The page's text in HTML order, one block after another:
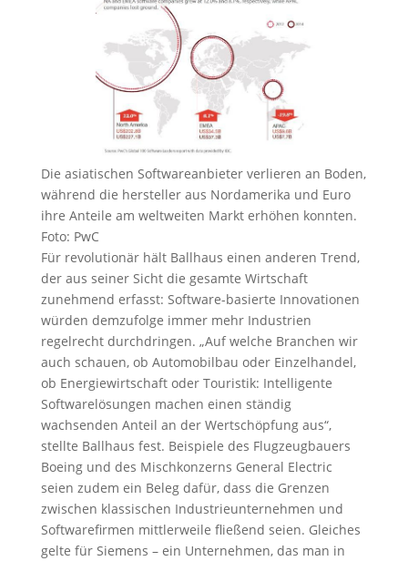
Die asiatischen Softwareanbieter verlieren an Boden,
während die hersteller aus Nordamerika und Euro
ihre Anteile am weltweiten Markt erhöhen konnten.
Foto: PwC
Für revolutionär hält Ballhaus einen anderen Trend,
der aus seiner Sicht die gesamte Wirtschaft
zunehmend erfasst: Software-basierte Innovationen
würden demzufolge immer mehr Industrien
regelrecht durchdringen. „Auf welche Branchen wir
auch schauen, ob Automobilbau oder Einzelhandel,
ob Energiewirtschaft oder Touristik: Intelligente
Softwarelösungen machen einen ständig
wachsenden Anteil an der Wertschöpfung aus“,
stellte Ballhaus fest. Beispiele des Flugzeugbauers
Boeing und des Mischkonzerns General Electric
seien zudem ein Beleg dafür, dass die Grenzen
zwischen klassischen Industrieunternehmen und
Softwarefirmen mittlerweile fließend seien. Gleiches
gelte für Siemens – ein Unternehmen, das man in